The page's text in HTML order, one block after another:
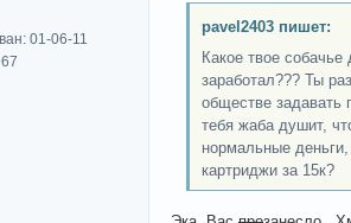
01-06-11
pavel2403 пишет:
Какое твое собачье
заработал??? Ты
обществе задавать
тебя жаба душит,
нормальные
картриджи за 15к?